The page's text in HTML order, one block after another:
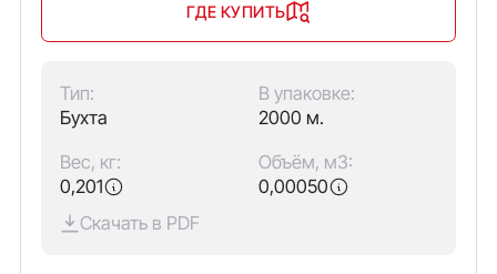
ГДЕ КУПИТЬ
Тип:
Бухта
В упаковке:
2000 м.
Вес, кг:
0,201
Объём, м3:
0,00050
Скачать в PDF